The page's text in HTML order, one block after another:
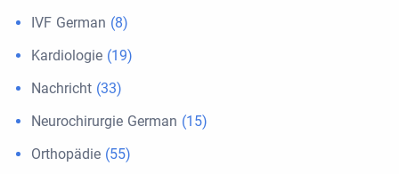
IVF German (8)
Kardiologie (19)
Nachricht (33)
Neurochirurgie German (15)
Orthopädie (55)